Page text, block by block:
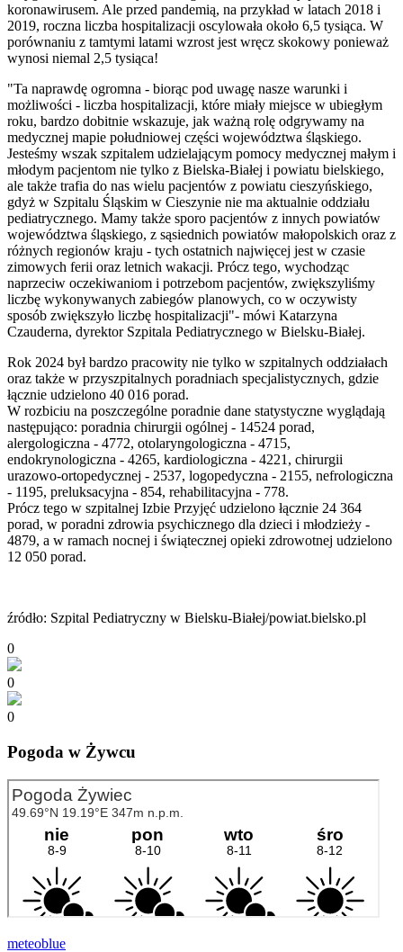
koronawirusem. Ale przed pandemią, na przykład w latach 2018 i
2019, roczna liczba hospitalizacji oscylowała około 6,5 tysiąca. W
porównaniu z tamtymi latami wzrost jest wręcz skokowy ponieważ
wynosi niemal 2,5 tysiąca!
"Ta naprawdę ogromna - biorąc pod uwagę nasze warunki i
możliwości - liczba hospitalizacji, które miały miejsce w ubiegłym
roku, bardzo dobitnie wskazuje, jak ważną rolę odgrywamy na
medycznej mapie południowej części województwa śląskiego.
Jesteśmy wszak szpitalem udzielającym pomocy medycznej małym i
młodym pacjentom nie tylko z Bielska-Białej i powiatu bielskiego,
ale także trafia do nas wielu pacjentów z powiatu cieszyńskiego,
gdyż w Szpitalu Śląskim w Cieszynie nie ma aktualnie oddziału
pediatrycznego. Mamy także sporo pacjentów z innych powiatów
województwa śląskiego, z sąsiednich powiatów małopolskich oraz z
różnych regionów kraju - tych ostatnich najwięcej jest w czasie
zimowych ferii oraz letnich wakacji. Prócz tego, wychodząc
naprzeciw oczekiwaniom i potrzebom pacjentów, zwiększyliśmy
liczbę wykonywanych zabiegów planowych, co w oczywisty
sposób zwiększyło liczbę hospitalizacji"- mówi Katarzyna
Czauderna, dyrektor Szpitala Pediatrycznego w Bielsku-Białej.
Rok 2024 był bardzo pracowity nie tylko w szpitalnych oddziałach
oraz także w przyszpitalnych poradniach specjalistycznych, gdzie
łącznie udzielono 40 016 porad.
W rozbiciu na poszczególne poradnie dane statystyczne wyglądają
następująco: poradnia chirurgii ogólnej - 14524 porad,
alergologiczna - 4772, otolaryngologiczna - 4715,
endokrynologiczna - 4265, kardiologiczna - 4221, chirurgii
urazowo-ortopedycznej - 2537, logopedyczna - 2155, nefrologiczna
- 1195, preluksacyjna - 854, rehabilitacyjna - 778.
Prócz tego w szpitalnej Izbie Przyjęć udzielono łącznie 24 364
porad, w poradni zdrowia psychicznego dla dzieci i młodzieży -
4879, a w ramach nocnej i świątecznej opieki zdrowotnej udzielono
12 050 porad.
źródło: Szpital Pediatryczny w Bielsku-Białej/powiat.bielsko.pl
0
0
0
Pogoda w Żywcu
meteoblue